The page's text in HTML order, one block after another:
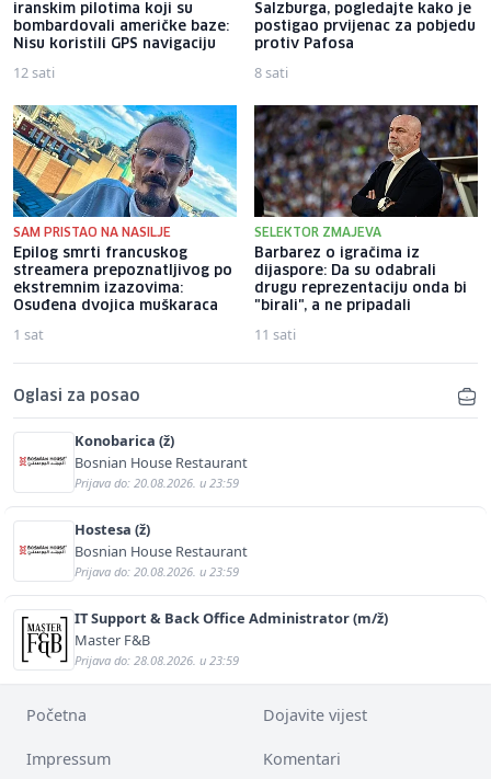
iranskim pilotima koji su
bombardovali američke baze:
Nisu koristili GPS navigaciju
12 sati
Salzburga, pogledajte kako je
postigao prvijenac za pobjedu
protiv Pafosa
8 sati
SAM PRISTAO NA NASILJE
Epilog smrti francuskog
streamera prepoznatljivog po
ekstremnim izazovima:
Osuđena dvojica muškaraca
1 sat
SELEKTOR ZMAJEVA
Barbarez o igračima iz
dijaspore: Da su odabrali
drugu reprezentaciju onda bi
"birali", a ne pripadali
11 sati
Oglasi za posao
Konobarica (ž)
Bosnian House Restaurant
Prijava do: 20.08.2026. u 23:59
Hostesa (ž)
Bosnian House Restaurant
Prijava do: 20.08.2026. u 23:59
IT Support & Back Office Administrator (m/ž)
Master F&B
Prijava do: 28.08.2026. u 23:59
Početna Dojavite vijest
Impressum Komentari